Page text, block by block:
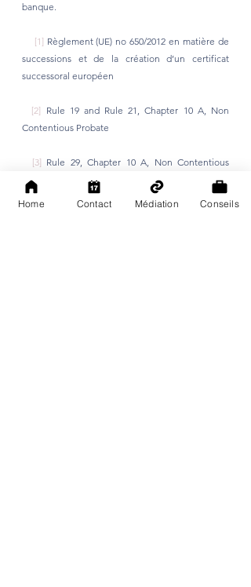
banque.
[1] Règlement (UE) no 650/2012 en matière de
successions et de la création d’un certificat
successoral européen
[2] Rule 19 and Rule 21, Chapter 10 A, Non
Contentious Probate
[3] Rule 29, Chapter 10 A, Non Contentious
Probate
Home Contact Médiation Conseils